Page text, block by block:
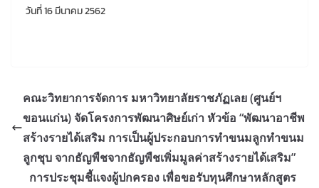
วันที่ 16 มีนาคม 2562
คณะวิทยาการจัดการ มหาวิทยาลัยราชภัฏเลย (ศูนย์ฯ
ขอนแก่น) จัดโครงการพัฒนาศิษย์เก่า หัวข้อ “พัฒนาอาชีพ
สร้างรายได้เสริม การเป็นผู้ประกอบการทำขนมลูกทำขนม
ลูกชุบ จากธัญพืชจากธัญพืชเพิ่มมูลค่าสร้างรายได้เสริม”
การประชุมชี้แจงผู้ปกครอง เพื่อขอรับทุนศึกษาหลักสูตร